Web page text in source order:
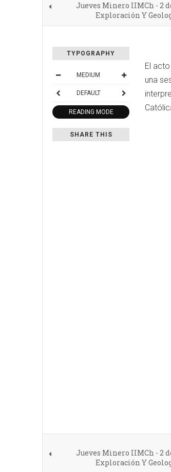
Jueves Minero IIMCh - 2
Exploración Y
TYPOGRAPHY
MEDIUM
DEFAULT
READING MODE
SHARE THIS
El
una
Jueves Minero IIMCh - 2
Exploración Y